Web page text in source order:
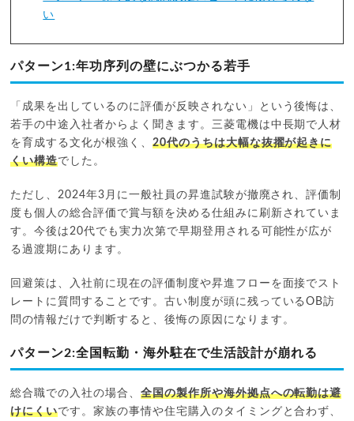
い
パターン1:年功序列の壁にぶつかる若手
「成果を出しているのに評価が反映されない」という後悔は、
若手の中途入社者からよく聞きます。三菱電機は中長期で人材
を育成する文化が根強く、 20代のうちは大幅な抜擢が起きに
くい構造でした。
ただし、2024年3月に一般社員の昇進試験が撤廃され、評価制
度も個人の総合評価で賞与額を決める仕組みに刷新されていま
す。今後は20代でも実力次第で早期登用される可能性が広が
る過渡期にあります。
回避策は、入社前に現在の評価制度や昇進フローを面接でスト
レートに質問することです。古い制度が頭に残っているOB訪
問の情報だけで判断すると、後悔の原因になります。
パターン2:全国転勤・海外駐在で生活設計が崩れる
総合職での入社の場合、 全国の製作所や海外拠点への転勤は避
けにくいです。家族の事情や住宅購入のタイミングと合わず、